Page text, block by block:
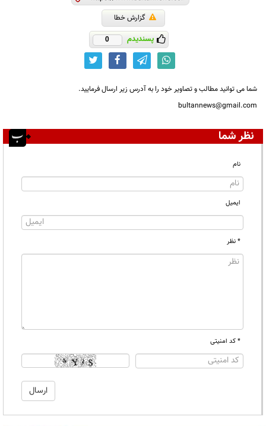
گزارش خطا
پسندیدم 0
شما می توانید مطالب و تصاویر خود را به آدرس زیر ارسال فرمایید.
bultannews@gmail.com
نظر شما
نام
ایمیل
* نظر
* کد امنیتی